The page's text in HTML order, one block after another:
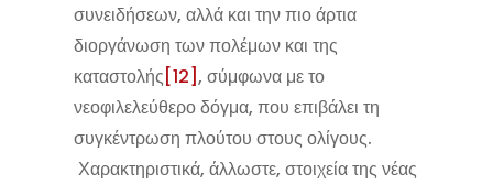
συνειδήσεων, αλλά και την πιο άρτια
διοργάνωση των πολέμων και της
καταστολής [12], σύμφωνα με το
νεοφιλελεύθερο δόγμα, που επιβάλει τη
συγκέντρωση πλούτου στους ολίγους.
Χαρακτηριστικά, άλλωστε, στοιχεία της νέας